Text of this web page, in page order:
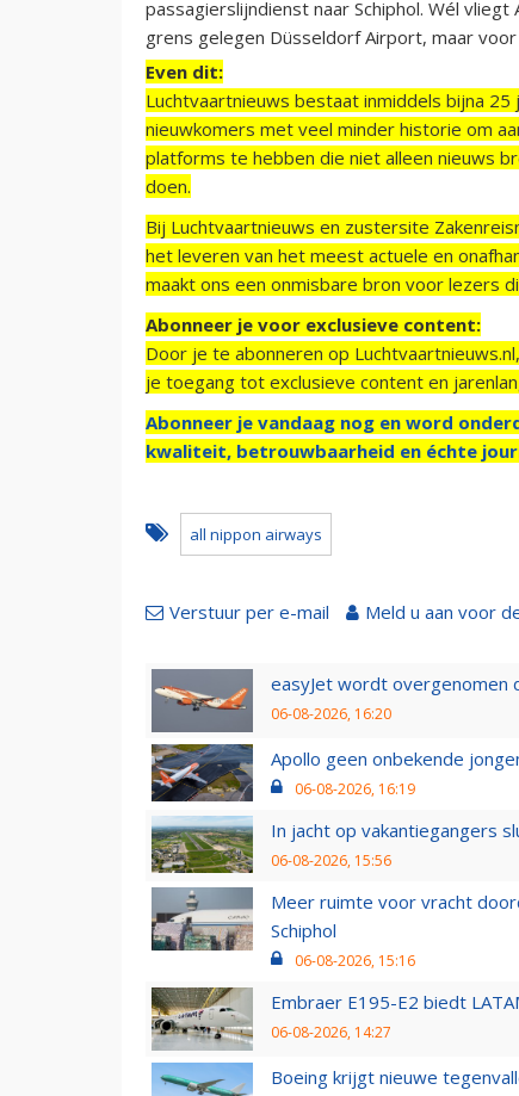
passagierslijndienst naar Schiphol. Wél
grens gelegen Düsseldorf Airport, maar
Even dit:
Luchtvaartnieuws bestaat inmiddels bijna
nieuwkomers met veel minder historie om
platforms te hebben die niet alleen nieuws
doen.
Bij Luchtvaartnieuws en zustersite
het leveren van het meest actuele en
maakt ons een onmisbare bron voor lezers
Abonneer je voor exclusieve content:
Door je te abonneren op
je toegang tot exclusieve content en
Abonneer je vandaag nog en word
kwaliteit, betrouwbaarheid en échte
all nippon airways
Verstuur per e-mail Meld u aan voor
easyJet wordt overgenomen
06-08-2026, 16:20
Apollo geen onbekende
06-08-2026, 16:19
In jacht op vakantiegangers
06-08-2026, 15:56
Meer ruimte voor vracht
Schiphol
06-08-2026, 15:16
Embraer E195-E2 biedt
06-08-2026, 14:27
Boeing krijgt nieuwe